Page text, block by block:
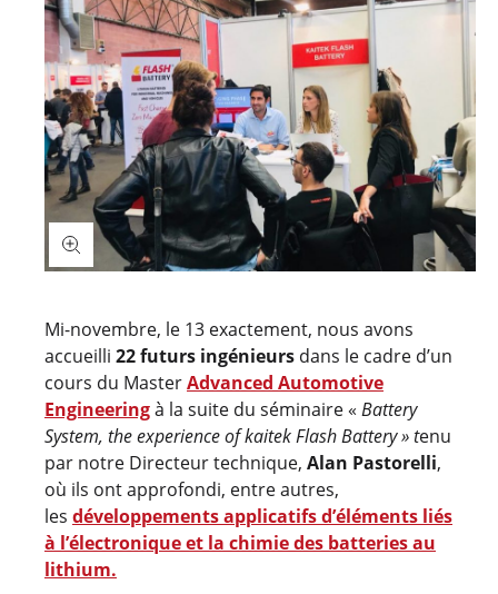
Mi-novembre, le 13 exactement, nous avons
accueilli 22 futurs ingénieurs dans le cadre d’un
cours du MasterAdvanced Automotive
Engineeringà la suite du séminaire « Battery
System, the experience of kaitek Flash Battery » tenu
par notre Directeur technique, Alan Pastorelli,
où ils ont approfondi, entre autres,
les développements applicatifs d’éléments liés
à l’électronique et la chimie des batteries au
lithium.